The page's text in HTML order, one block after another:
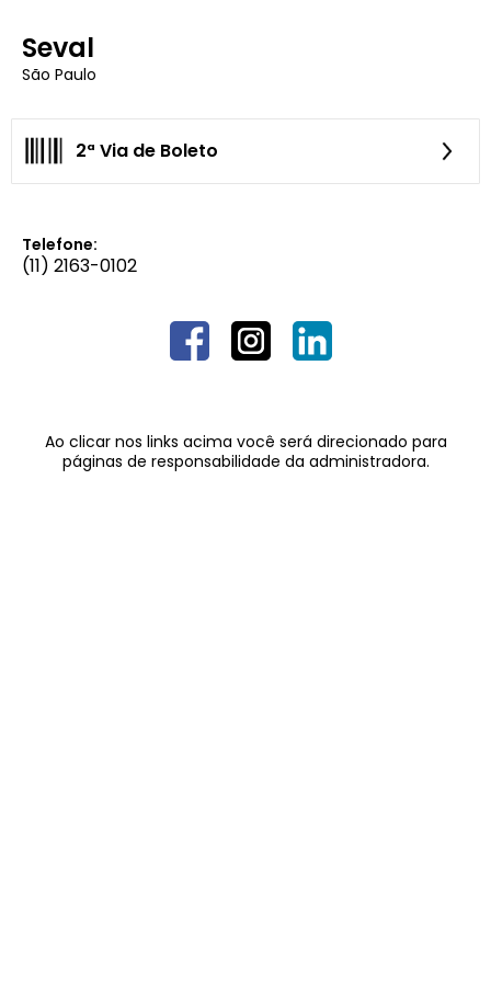
Seval
São Paulo
2ª Via de Boleto
Telefone:
(11) 2163-0102
Ao clicar nos links acima você será direcionado para
páginas de responsabilidade da administradora.